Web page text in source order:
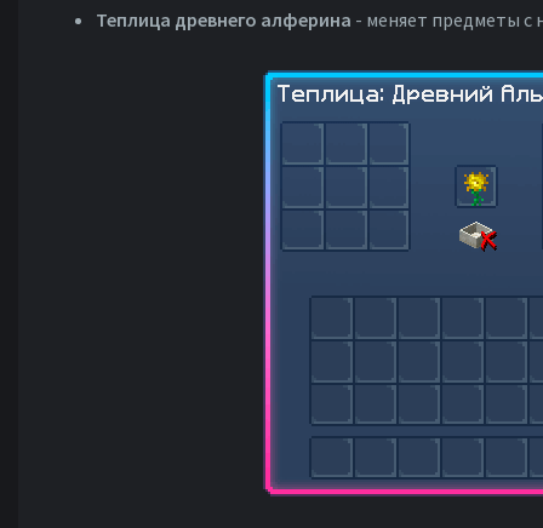
Теплица древнего алферина - меняет предметы с